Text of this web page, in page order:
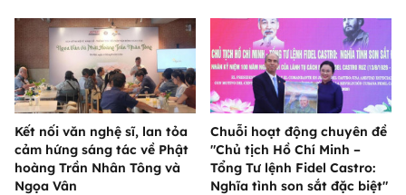
Kết nối văn nghệ sĩ, lan tỏa
cảm hứng sáng tác về Phật
hoàng Trần Nhân Tông và
Ngọa Vân
Chuỗi hoạt động chuyên đề
"Chủ tịch Hồ Chí Minh –
Tổng Tư lệnh Fidel Castro:
Nghĩa tình son sắt đặc biệt"